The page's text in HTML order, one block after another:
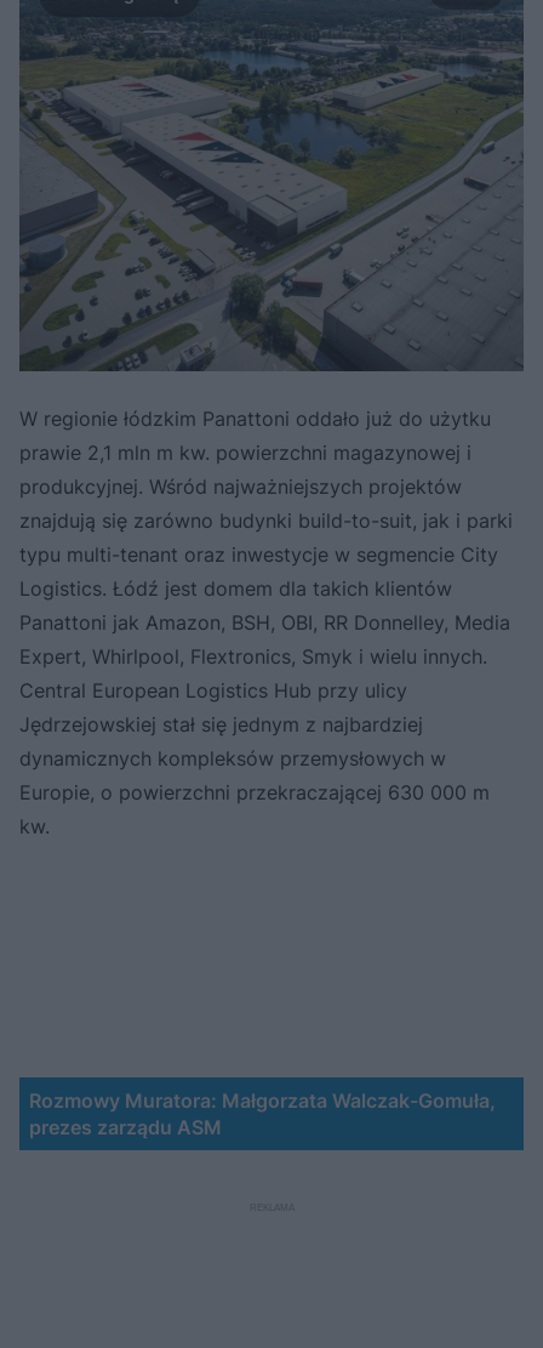
W regionie łódzkim Panattoni oddało już do użytku
prawie 2,1 mln m kw. powierzchni magazynowej i
produkcyjnej. Wśród najważniejszych projektów
znajdują się zarówno budynki build-to-suit, jak i parki
typu multi-tenant oraz inwestycje w segmencie City
Logistics. Łódź jest domem dla takich klientów
Panattoni jak Amazon, BSH, OBI, RR Donnelley, Media
Expert, Whirlpool, Flextronics, Smyk i wielu innych.
Central European Logistics Hub przy ulicy
Jędrzejowskiej stał się jednym z najbardziej
dynamicznych kompleksów przemysłowych w
Europie, o powierzchni przekraczającej 630 000 m
kw.
Rozmowy Muratora: Małgorzata Walczak-Gomuła,
prezes zarządu ASM